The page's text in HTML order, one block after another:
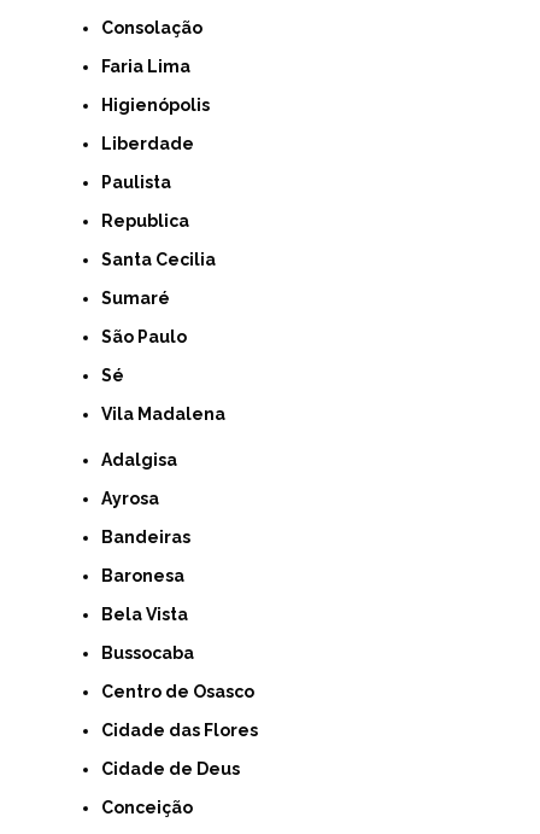
Consolação
Faria Lima
Higienópolis
Liberdade
Paulista
Republica
Santa Cecilia
Sumaré
São Paulo
Sé
Vila Madalena
Adalgisa
Ayrosa
Bandeiras
Baronesa
Bela Vista
Bussocaba
Centro de Osasco
Cidade das Flores
Cidade de Deus
Conceição